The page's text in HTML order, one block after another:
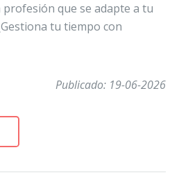
que se adapte a tu
tu tiempo con
Publicado: 19-06-2026